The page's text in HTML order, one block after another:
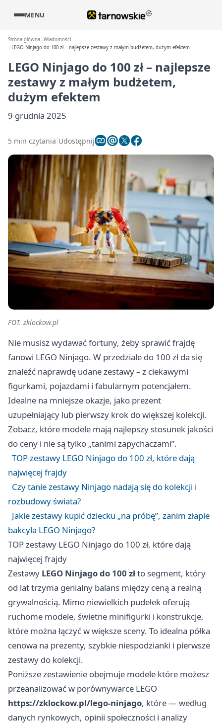
MENU
Strona główna Wiadomości
LEGO Ninjago do 100 zł – najlepsze zestawy z małym budżetem, dużym efektem
LEGO Ninjago do 100 zł – najlepsze
zestawy z małym budżetem,
dużym efektem
9 grudnia 2025
5 min czytania Udostępnij
FOT. zklockow.pl
Nie musisz wydawać fortuny, żeby sprawić frajdę
fanowi LEGO Ninjago. W przedziale do 100 zł da się
znaleźć naprawdę udane zestawy – z ciekawymi
figurkami, pojazdami i fabularnym potencjałem.
Idealne na mniejsze okazje, jako prezent
uzupełniający lub pierwszy krok do większej kolekcji.
Zobacz, które modele mają najlepszy stosunek jakości
do ceny i nie są tylko „tanimi zapychaczami”.
TOP zestawy LEGO Ninjago do 100 zł, które dają
najwięcej frajdy
Czy tanie zestawy Ninjago nadają się do kolekcji i
rozbudowy świata?
Jakie zestawy kupić dziecku „na próbę”, zanim złapie
bakcyla LEGO Ninjago?
TOP zestawy LEGO Ninjago do 100 zł, które dają
najwięcej frajdy
Zestawy LEGO Ninjago do 100 złto segment, który
od lat trzyma genialny balans między ceną a realną
grywalnością. Mimo niewielkich pudełek oferują
ruchome modele, świetne minifigurki i konstrukcje,
które można łączyć w większe sceny. To idealna półka
cenowa na prezenty, szybkie niespodzianki i pierwsze
zestawy do kolekcji.
Poniższe zestawienie obejmuje modele które możesz
przeanalizować w porównywarce LEGO
https://zklockow.pl/lego-ninjago, które — według
danych rynkowych, opinii społeczności i analizy